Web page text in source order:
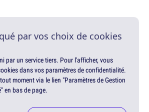
par vos choix de cookies
par un service tiers. Pour l'afficher, vous
dans vos paramètres de confidentialité.
moment via le lien "Paramètres de Gestion
en bas de page.